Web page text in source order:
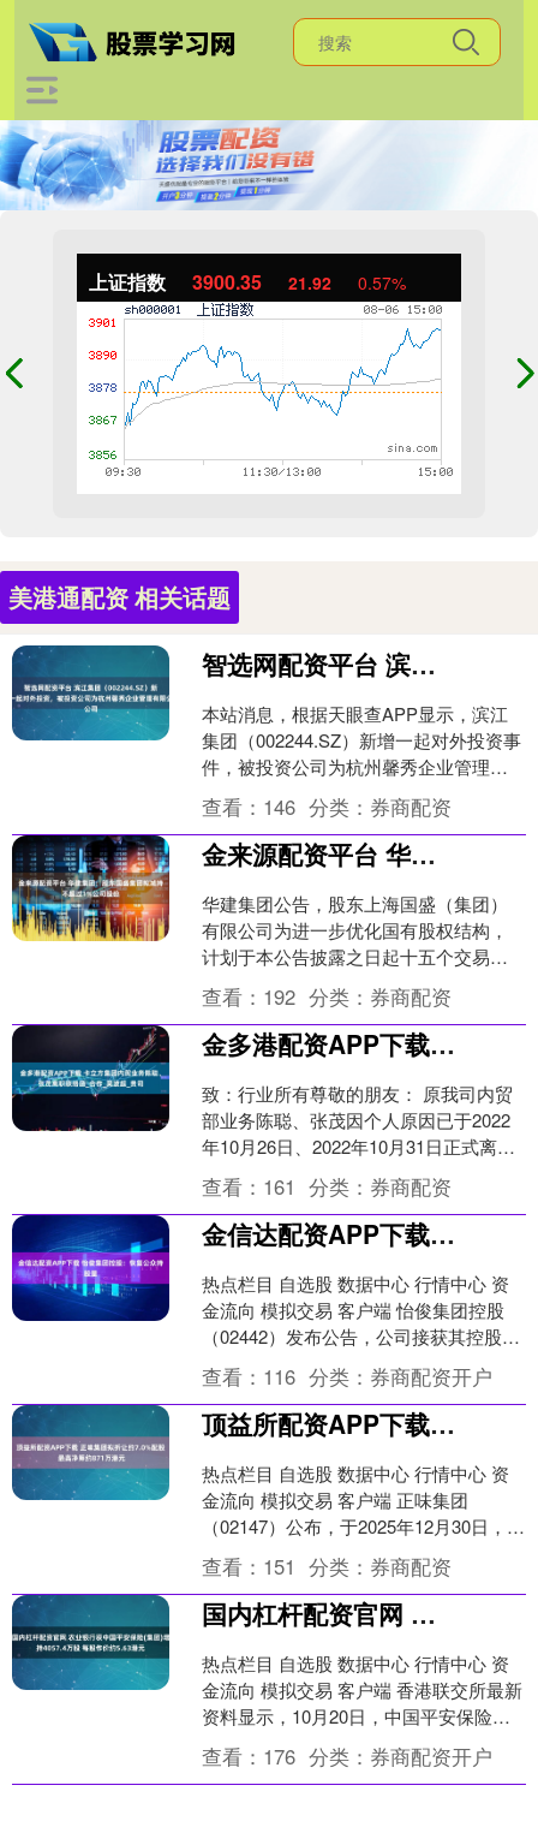
上证指数 3900.35 21.92 0.57%
美港通配资 相关话题
智选网配资平台 滨江集团（002244.SZ）新增一起对外投资，被投资公司为杭州馨秀企业管理有限公司
本站消息，根据天眼查APP显示，滨江
集团（002244.SZ）新增一起对外投资事
件，被投资公司为杭州馨秀企业管理有
限公司，法定代表人练达，投资占比为
49.5%。....
查看： 146 分类： 券商配资
金来源配资平台 华建集团：股东国盛集团拟减持不超过1%公司股份
华建集团公告，股东上海国盛（集团）
有限公司为进一步优化国有股权结构，
计划于本公告披露之日起十五个交易日
后的三个月内，即2025年9月3日至2025
年12月2日期....
查看： 192 分类： 券商配资
金多港配资APP下载 卡立方集团内贸业务陈聪、张茂离职联络函_合作_吴波超_贵司
致：行业所有尊敬的朋友： 原我司内贸
部业务陈聪、张茂因个人原因已于2022
年10月26日、2022年10月31日正式离
职，我司郑重声明，其今后在外的一切
业务活动....
查看： 161 分类： 券商配资
金信达配资APP下载 怡俊集团控股：恢复公众持股量
热点栏目 自选股 数据中心 行情中心 资
金流向 模拟交易 客户端 怡俊集团控股
（02442）发布公告，公司接获其控股股
东天赋通知，于2026年1月21日，天赋
于....
查看： 116 分类： 券商配资开户
顶益所配资APP下载 正味集团拟折让约7.0%配股 最高净筹约871万港元
热点栏目 自选股 数据中心 行情中心 资
金流向 模拟交易 客户端 正味集团
（02147）公布，于2025年12月30日，公
司拟透过配售代理向不少于六名承配人
按每....
查看： 151 分类： 券商配资
国内杠杆配资官网 农业银行获中国平安保险(集团)增持4057.4万股 每股作价约5.63港元
热点栏目 自选股 数据中心 行情中心 资
金流向 模拟交易 客户端 香港联交所最新
资料显示，10月20日，中国平安保险
（集团）股份有限公司增持农业银行
（01288....
查看： 176 分类： 券商配资开户